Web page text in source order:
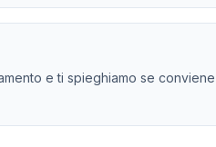
e ti spieghiamo se